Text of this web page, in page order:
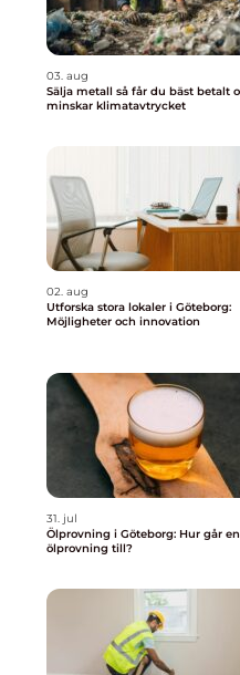
03. aug
Sälja metall så får du bäst betalt och
minskar klimatavtrycket
02. aug
Utforska stora lokaler i Göteborg:
Möjligheter och innovation
31. jul
Ölprovning i Göteborg: Hur går en
ölprovning till?